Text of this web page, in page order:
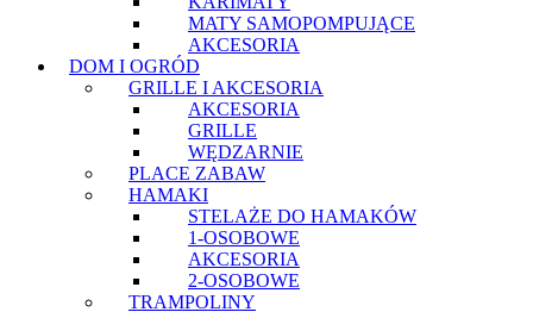
MATY SAMOPOMPUJĄCE
AKCESORIA
DOM I OGRÓD
GRILLE I AKCESORIA
AKCESORIA
GRILLE
WĘDZARNIE
PLACE ZABAW
HAMAKI
STELAŻE DO HAMAKÓW
1-OSOBOWE
AKCESORIA
2-OSOBOWE
TRAMPOLINY